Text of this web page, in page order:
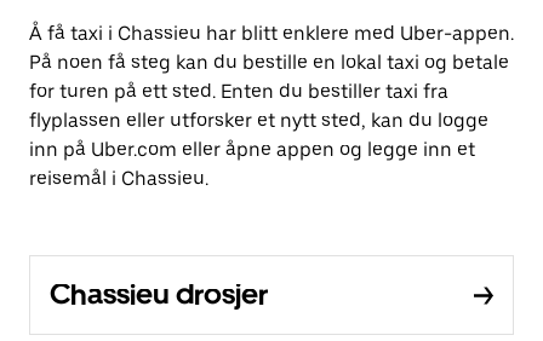
Å få taxi i Chassieu har blitt enklere med Uber-appen.
På noen få steg kan du bestille en lokal taxi og betale
for turen på ett sted. Enten du bestiller taxi fra
flyplassen eller utforsker et nytt sted, kan du logge
inn på Uber.com eller åpne appen og legge inn et
reisemål i Chassieu.
Chassieu drosjer